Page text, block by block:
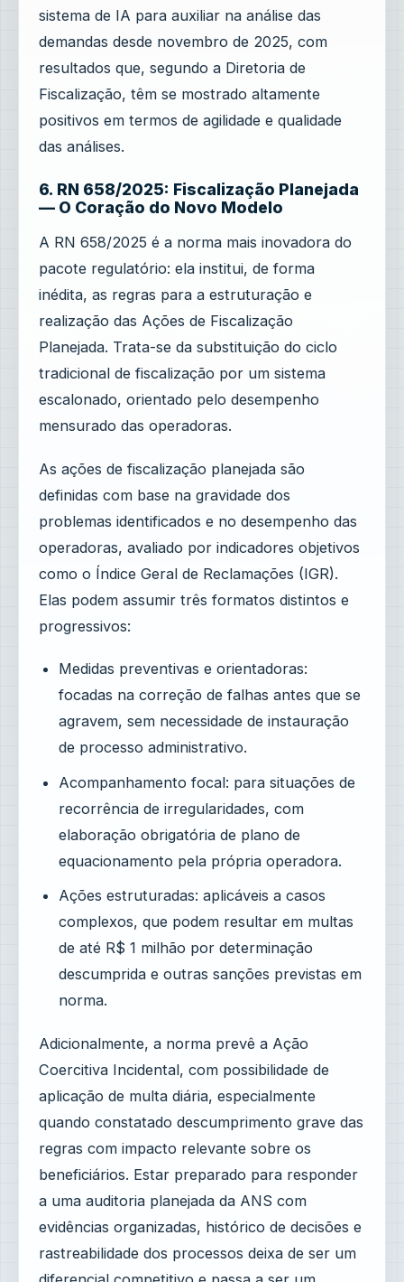
sistema de IA para auxiliar na análise das
demandas desde novembro de 2025, com
resultados que, segundo a Diretoria de
Fiscalização, têm se mostrado altamente
positivos em termos de agilidade e qualidade
das análises.
6. RN 658/2025: Fiscalização Planejada
— O Coração do Novo Modelo
A RN 658/2025 é a norma mais inovadora do
pacote regulatório: ela institui, de forma
inédita, as regras para a estruturação e
realização das Ações de Fiscalização
Planejada. Trata-se da substituição do ciclo
tradicional de fiscalização por um sistema
escalonado, orientado pelo desempenho
mensurado das operadoras.
As ações de fiscalização planejada são
definidas com base na gravidade dos
problemas identificados e no desempenho das
operadoras, avaliado por indicadores objetivos
como o Índice Geral de Reclamações (IGR).
Elas podem assumir três formatos distintos e
progressivos:
Medidas preventivas e orientadoras:
focadas na correção de falhas antes que se
agravem, sem necessidade de instauração
de processo administrativo.
Acompanhamento focal: para situações de
recorrência de irregularidades, com
elaboração obrigatória de plano de
equacionamento pela própria operadora.
Ações estruturadas: aplicáveis a casos
complexos, que podem resultar em multas
de até R$ 1 milhão por determinação
descumprida e outras sanções previstas em
norma.
Adicionalmente, a norma prevê a Ação
Coercitiva Incidental, com possibilidade de
aplicação de multa diária, especialmente
quando constatado descumprimento grave das
regras com impacto relevante sobre os
beneficiários. Estar preparado para responder
a uma auditoria planejada da ANS com
evidências organizadas, histórico de decisões e
rastreabilidade dos processos deixa de ser um